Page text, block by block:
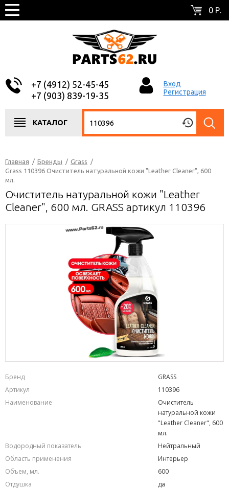
0 Р.
+7 (4912) 52-45-45
+7 (903) 839-19-35
Вход
Регистрация
КАТАЛОГ
Главная / Бренды / Grass /
Grass 110396 Очиститель натуральной кожи "Leather Cleaner", 600
мл.
Очиститель натуральной кожи "Leather
Cleaner", 600 мл. GRASS артикул 110396
Бренд
GRASS
Артикул
110396
Наименование
Очиститель
натуральной кожи
"Leather Cleaner", 600
мл.
Водородный показатель
Нейтральный
Область применения
Интерьер
Объем, мл.
600
Отдушка
да